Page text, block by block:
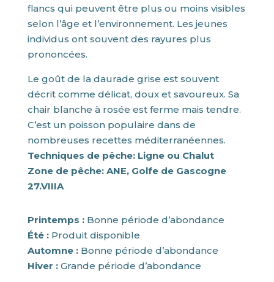
flancs qui peuvent être plus ou moins visibles
selon l’âge et l’environnement. Les jeunes
individus ont souvent des rayures plus
prononcées.
Le goût de la daurade grise est souvent
décrit comme délicat, doux et savoureux. Sa
chair blanche à rosée est ferme mais tendre.
C’est un poisson populaire dans de
nombreuses recettes méditerranéennes.
Techniques de pêche: Ligne ou Chalut
Zone de pêche: ANE, Golfe de Gascogne
27.VIIIA
Printemps :Bonne période d’abondance
Été :Produit disponible
Automne :Bonne période d’abondance
Hiver :Grande période d’abondance